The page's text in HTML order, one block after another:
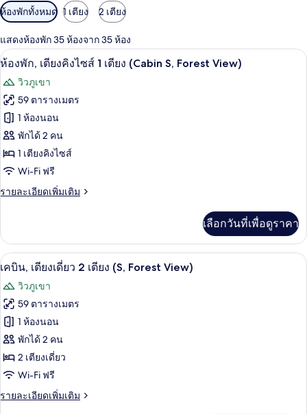
ตัว
กรอง
ที่
มี
ให้
สำหรับ
ห้อง
พัก
ห้องพักทั้งหมด 1 เตียง 2 เตียง
แสดงห้องพัก 35 ห้องจาก 35 ห้อง
เปิด
ภาพถ่าย
ทั้งหมด
ของ
ห้อง
พัก,
เตียง
คิง
1
เตียง
(Cabin
S,
Forest
View)
เครื่องนอนระดับพรีเมียม, ผ้านวมขนเ
7
ห้องพัก, เตียงคิงไซส์ 1 เตียง (Cabin S, Forest View)
วิวภูเขา
59 ตารางเมตร
1 ห้องนอน
พักได้ 2 คน
1 เตียงคิงไซส์
Wi-Fi ฟรี
รายละเอียดเพิ่มเติม
ราย
เกี่ยว
กับ
ห้อง
เตียง
คิง
ไซส์
เตียง
(Cabin
S,
Forest
เลือกวันที่เพื่อดูราคา
เปิด
ภาพถ่าย
ทั้งหมด
ของ
เคบิน,
เตียง
เดี่ยว
2
เครื่องนอนระดับพรีเมียม, ผ้านวมขนเ
6
เคบิน, เตียงเดี่ยว 2 เตียง (S, Forest View)
วิวภูเขา
59 ตารางเมตร
1 ห้องนอน
พักได้ 2 คน
2 เตียงเดี่ยว
Wi-Fi ฟรี
รายละเอียดเพิ่มเติม
ราย